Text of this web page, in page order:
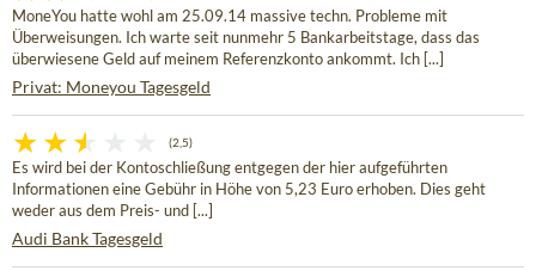
MoneYou hatte wohl am 25.09.14 massive techn. Probleme mit
Überweisungen. Ich warte seit nunmehr 5 Bankarbeitstage, dass das
überwiesene Geld auf meinem Referenzkonto ankommt. Ich [...]
Privat: Moneyou Tagesgeld
(2,5)
Es wird bei der Kontoschließung entgegen der hier aufgeführten
Informationen eine Gebühr in Höhe von 5,23 Euro erhoben. Dies geht
weder aus dem Preis- und [...]
Audi Bank Tagesgeld